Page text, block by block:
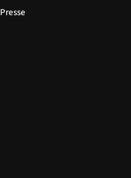
Presse